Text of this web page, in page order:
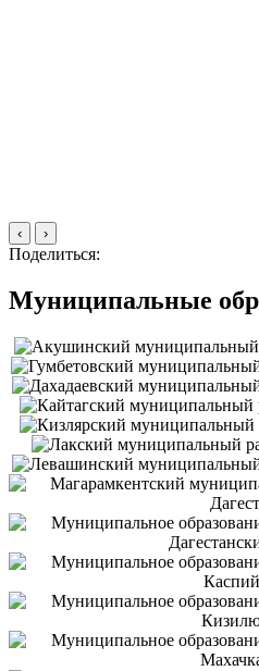
‹ ›
Поделиться:
Муниципальные